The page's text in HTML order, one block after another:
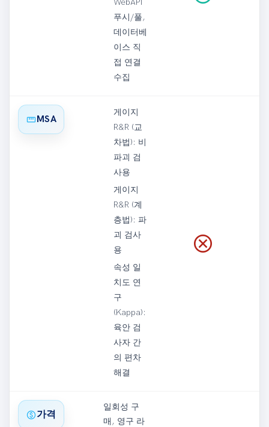
WebAPI
푸시/풀,
데이터베
이스 직
접 연결
수집
straightenMSA
게이지
R&R (교
차법): 비
파괴 검
사용
게이지
R&R (계
층법): 파
괴 검사
용
속성 일
치도 연
구
(Kappa):
육안 검
사자 간
의 편차
해결
cancel
paid가격
일회성 구
매, 영구 라